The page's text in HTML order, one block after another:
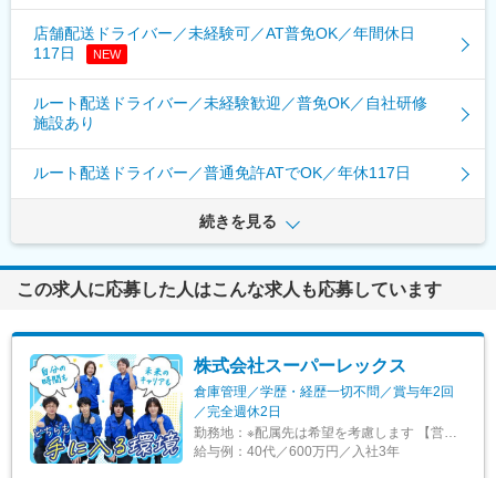
店舗配送ドライバー／未経験可／AT普免OK／年間休日
117日
NEW
ルート配送ドライバー／未経験歓迎／普免OK／自社研修
施設あり
ルート配送ドライバー／普通免許ATでOK／年休117日
続きを見る
この求人に応募した人はこんな求人も応募しています
株式会社スーパーレックス
倉庫管理／学歴・経歴一切不問／賞与年2回
／完全週休2日
勤務地： ※配属先は希望を考慮します 【営業第一本部／総合物流】 ■立川センター／最寄り駅…高松駅 ■厚木センター／最寄り駅…原当麻駅・本厚木駅・海老名駅 ■富士吉田センター／最寄り駅…富士山駅 ■新潟中条センター／最寄り駅…中条駅 ■新潟村上センター／最寄り駅…村上駅 ■神戸センター／最寄り駅…木津駅 ■岡山早島センター／最寄り駅…中庄駅 ■岡山赤磐センター／最寄り駅…熊山駅 【営業第二本部／医薬物流】 ■札幌第一センター／最寄り駅…東札幌駅 ■上尾センター／最寄り駅…上尾駅 ■川口センター／最寄り駅…赤羽駅・川口駅・川口元郷駅 ■北関東板倉センター／最寄り駅…館林駅・板倉東洋大前駅 ■PS関東工場／最寄り駅…館林駅 ■明和センター／最寄り駅…川俣駅 ■筑波センター／最寄り駅…ひたち野うしく駅・うしく駅 ■大東センター／最寄り駅…門真南駅・住道駅 ■枚方センター／最寄り駅…樟葉駅・長尾駅 ■福岡センター／最寄り駅…今隈駅 【営業第三本部／食品物流】 ■春日部センター／最寄り駅…姫宮駅・東武動物公園駅 ■流山センター／最寄り駅…江戸川台駅 ■仙台センター／最寄り駅…中野栄駅・陸前高砂駅
給与例： 40代／600万円／入社3年